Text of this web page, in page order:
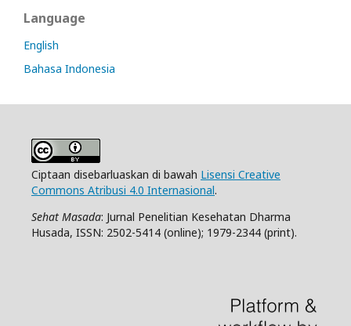
Language
English
Bahasa Indonesia
Ciptaan disebarluaskan di bawah Lisensi Creative
Commons Atribusi 4.0 Internasional.
Sehat Masada: Jurnal Penelitian Kesehatan Dharma
Husada, ISSN: 2502-5414 (online); 1979-2344 (print).